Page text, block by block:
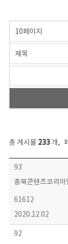
총 게시물 233개,
보도자료 목록 - 번호, 제목, 작성자, 파일, 조회수, 작성일 정보 제공
93
충북콘텐츠코리아
61612
2020.12.02
92